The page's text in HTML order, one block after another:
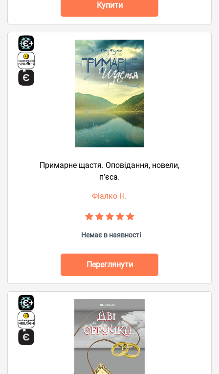
Купити
Примарне щастя. Оповідання, новели,
п’єса.
Фіалко Н.
Немає в наявності
Переглянути